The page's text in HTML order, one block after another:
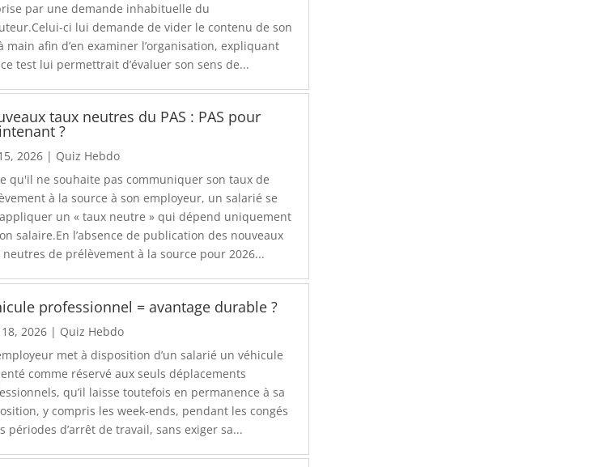
par une demande inhabituelle du
ci lui demande de vider le contenu de son
main afin d’en examiner l’organisation, expliquant
test lui permettrait d’évaluer son sens de...
taux neutres du PAS : PAS pour
?
2026 | Quiz Hebdo
qu'il ne souhaite pas communiquer son taux de
à la source à son employeur, un salarié se
un « taux neutre » qui dépend uniquement
salaire.En l’absence de publication des nouveaux
neutres de prélèvement à la source pour 2026...
professionnel = avantage durable ?
2026 | Quiz Hebdo
met à disposition d’un salarié un véhicule
comme réservé aux seuls déplacements
qu’il laisse toutefois en permanence à sa
y compris les week-ends, pendant les congés
périodes d’arrêt de travail, sans exiger sa...